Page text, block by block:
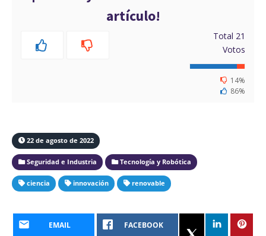
artículo!
Total 21
Votos
14%
86%
22 de agosto de 2022
Seguridad e Industria Tecnología y Robótica
ciencia innovación renovable
EMAIL FACEBOOK